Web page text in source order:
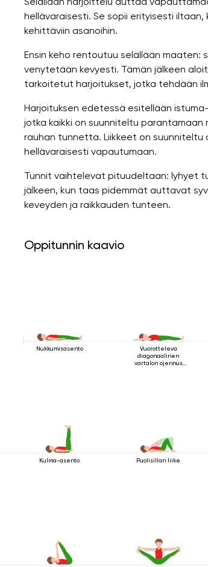
hellävaraisesti. Se sopii erityisesti
kehittäviin asanoihin.
Ensin keho rentoutuu selällään maaten:
venytetään kevyesti. Tämän jälkeen
tarkoitetut harjoitukset, jotka tehdään
Harjoituksen edetessä esitellään
jotka kaikki on suunniteltu
rauhan tunnetta. Liikkeet on suunniteltu
hellävaraisesti vapautumaan.
Tunnit vaihtelevat pituudeltaan: lyhyet
jälkeen, kun taas pidemmät auttavat
keveyden ja raikkauden tunteen.
Oppitunnin kaavio
Nukkumisasento
Vuorotteleva
diagonaalinen
vartalon ojennus
Kulma-asento Puolisillan liike